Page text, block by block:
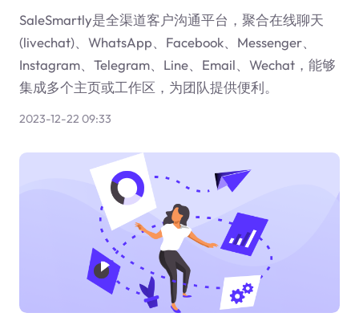
SaleSmartly是全渠道客户沟通平台，聚合在线聊天
(livechat)、WhatsApp、Facebook、Messenger、
Instagram、Telegram、Line、Email、Wechat，能够
集成多个主页或工作区，为团队提供便利。
2023-12-22 09:33